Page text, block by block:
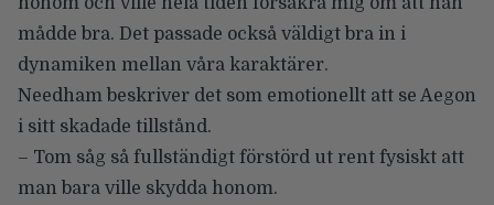
mådde bra. Det passade också väldigt bra in i
dynamiken mellan våra karaktärer.
Needham beskriver det som emotionellt att se Aegon
i sitt skadade tillstånd.
– Tom såg så fullständigt förstörd ut rent fysiskt att
man bara ville skydda honom.